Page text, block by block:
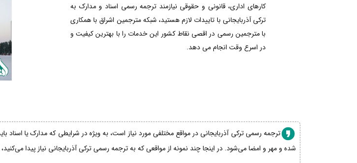
کارهای اداری، قانونی و حقوقی نیازمند ترجمه رسمی اسناد و مدارک به
ترکی آذربایجانی با تاییدات لازم هستید، شبکه مترجمین اشراق با همکاری
با مترجمین رسمی در اقصی نقاط کشور این خدمات را با بهترین کیفیت و
در اسرع وقت انجام می دهد.
ترجمه رسمی ترکی آذربایجانی در مواقع مختلفی مورد نیاز است، به ویژه در شرایطی که مدارک یا اسناد
شده و مهر و امضا می‌شود. در اینجا چند نمونه از مواقعی که به ترجمه رسمی ترکی آذربایجانی نیاز پیدا